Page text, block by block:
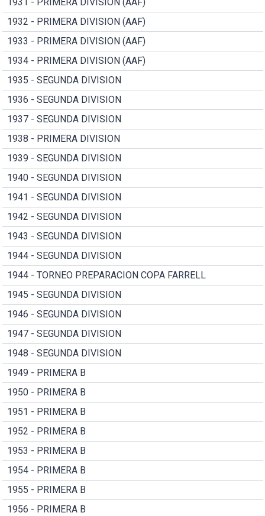
1932 - PRIMERA DIVISION (AAF)
1933 - PRIMERA DIVISION (AAF)
1934 - PRIMERA DIVISION (AAF)
1935 - SEGUNDA DIVISION
1936 - SEGUNDA DIVISION
1937 - SEGUNDA DIVISION
1938 - PRIMERA DIVISION
1939 - SEGUNDA DIVISION
1940 - SEGUNDA DIVISION
1941 - SEGUNDA DIVISION
1942 - SEGUNDA DIVISION
1943 - SEGUNDA DIVISION
1944 - SEGUNDA DIVISION
1944 - TORNEO PREPARACION COPA FARRELL
1945 - SEGUNDA DIVISION
1946 - SEGUNDA DIVISION
1947 - SEGUNDA DIVISION
1948 - SEGUNDA DIVISION
1949 - PRIMERA B
1950 - PRIMERA B
1951 - PRIMERA B
1952 - PRIMERA B
1953 - PRIMERA B
1954 - PRIMERA B
1955 - PRIMERA B
1956 - PRIMERA B